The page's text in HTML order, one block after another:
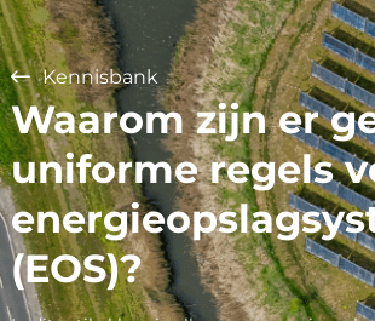
Kennisbank
Waarom zijn er
uniforme regels
(EOS)?